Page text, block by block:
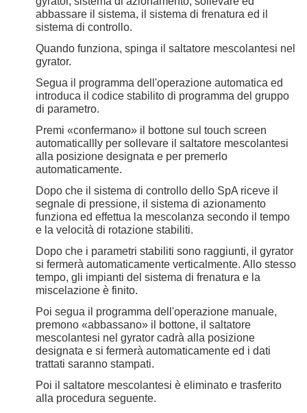
abbassare il sistema, il sistema di frenatura ed il
sistema di controllo.
Quando funziona, spinga il saltatore mescolantesi nel
gyrator.
Segua il programma dell'operazione automatica ed
introduca il codice stabilito di programma del gruppo
di parametro.
Premi «confermano» il bottone sul touch screen
automaticallly per sollevare il saltatore mescolantesi
alla posizione designata e per premerlo
automaticamente.
Dopo che il sistema di controllo dello SpA riceve il
segnale di pressione, il sistema di azionamento
funziona ed effettua la mescolanza secondo il tempo
e la velocità di rotazione stabiliti.
Dopo che i parametri stabiliti sono raggiunti, il gyrator
si fermerà automaticamente verticalmente. Allo stesso
tempo, gli impianti del sistema di frenatura e la
miscelazione è finito.
Poi segua il programma dell'operazione manuale,
premono «abbassano» il bottone, il saltatore
mescolantesi nel gyrator cadrà alla posizione
designata e si fermerà automaticamente ed i dati
trattati saranno stampati.
Poi il saltatore mescolantesi è eliminato e trasferito
alla procedura seguente.